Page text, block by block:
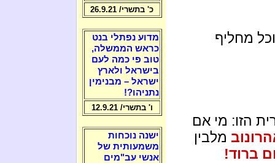
מחליף
הזו: מי אם
מלבין
ברוד!
כ' בתשרי/ 26.9.21
מדוע נפתלי בנט
כראש הממשלה,
טוב פי כמה לעם
בישראל ולארץ
ישראל – מבנימין
נתניהו?!
ו' בתשרי/ 12.9.21
ישנה נוכחות
משמעותית של
אנשי עב"מים